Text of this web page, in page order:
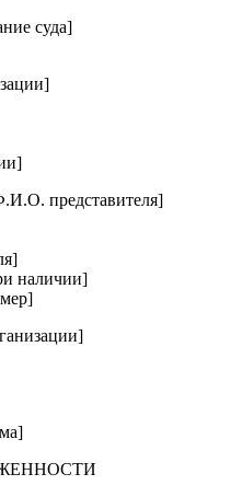
суда]
представителя]
наличии]